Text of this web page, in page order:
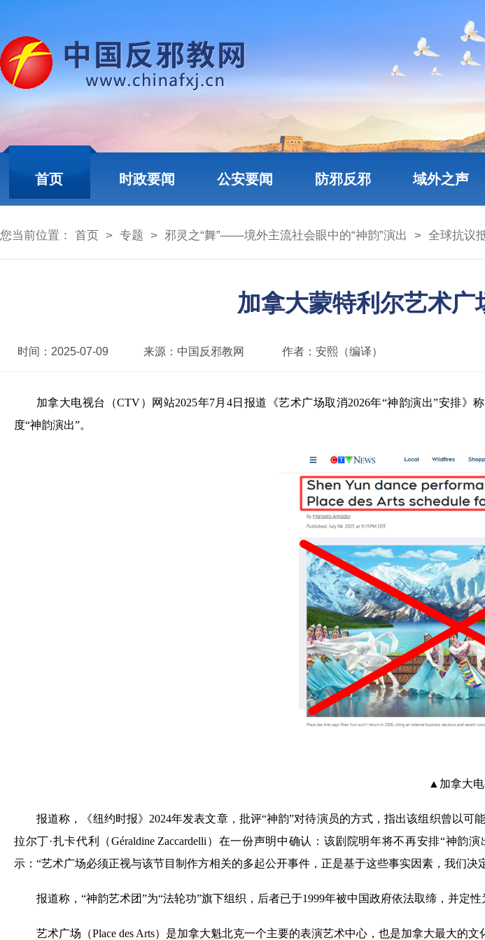
首页 时政要闻 公安要闻 防邪反邪 域外之声
您当前位置： 首页 > 专题 > 邪灵之“舞”——境外主流社会眼中的“神韵”演出 > 全球抗议
加拿大蒙特利尔艺术广
时间： 2025-07-09 来源： 中国反邪教网 作者： 安熙（编译）
加拿大电视台（CTV）网站2025年7月4日报道《艺术广场取消2026年“神韵演出”安排
度“神韵演出”。
▲加拿大
报道称，《纽约时报》2024年发表文章，批评“神韵”对待演员的方式，指出该组织曾以
拉尔丁·扎卡代利（Géraldine Zaccardelli）在一份声明中确认：该剧院明年将不再安排“神
示：“艺术广场必须正视与该节目制作方相关的多起公开事件，正是基于这些事实因素，我们决
报道称，“神韵艺术团”为“法轮功”旗下组织，后者已于1999年被中国政府依法取缔，并定
艺术广场（Place des Arts）是加拿大魁北克一个主要的表演艺术中心，也是加拿大最大的文